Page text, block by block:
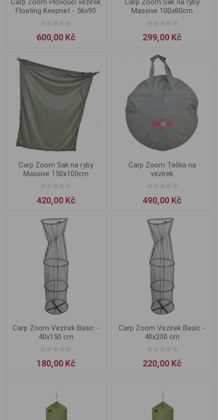
Carp Zoom Plovoucí vezírek
Floating Keepnet - 56x90
600,00 Kč
Carp Zoom Sak na ryby
Massive 100x80cm
299,00 Kč
Carp Zoom Sak na ryby
Massive 150x100cm
420,00 Kč
Carp Zoom Taška na
vezírek
490,00 Kč
Carp Zoom Vezírek Basic -
40x150 cm
180,00 Kč
Carp Zoom Vezírek Basic -
40x200 cm
220,00 Kč